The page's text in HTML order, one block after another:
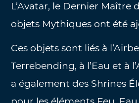
L’Avatar, le Dernier Maître
objets Mythiques ont été
Ces objets sont liés à
Terrebending, à l’Eau et à
a également des Shrines